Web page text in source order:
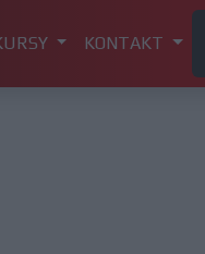
KONTAKT